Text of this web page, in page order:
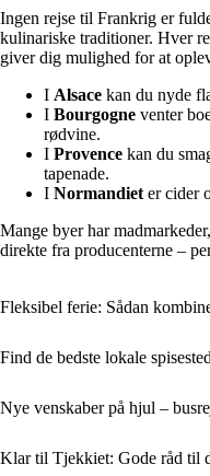
Ingen rejse til Frankrig er
kulinariske traditioner. Hver
giver dig mulighed for at
I Alsace kan du nyde
I Bourgogne venter
rødvine.
I Provence kan du
tapenade.
I Normandiet er cider
Mange byer har
direkte fra producenterne –
Fleksibel ferie: Sådan
Find de bedste lokale
Nye venskaber på hjul –
Klar til Tjekkiet: Gode råd til